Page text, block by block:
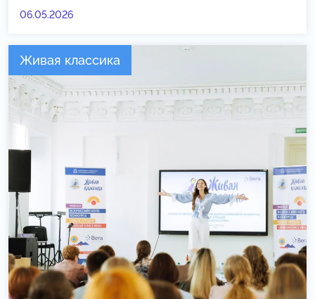
06.05.2026
Живая классика